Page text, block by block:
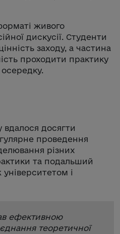
живого
дискусії. Студенти
заходу, а частина
проходити практику
вдалося досягти
проведення
різних
та подальший
університетом і
ефективною
теоретичної